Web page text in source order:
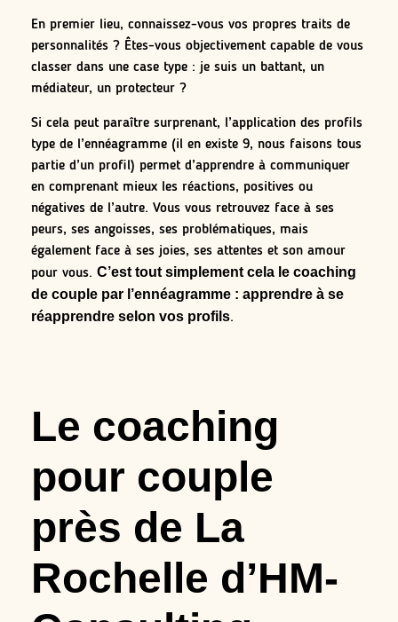
En premier lieu, connaissez-vous vos propres traits de
personnalités ? Êtes-vous objectivement capable de vous
classer dans une case type : je suis un battant, un
médiateur, un protecteur ?
Si cela peut paraître surprenant, l’application des profils
type de l’ennéagramme (il en existe 9, nous faisons tous
partie d’un profil) permet d’apprendre à communiquer
en comprenant mieux les réactions, positives ou
négatives de l’autre. Vous vous retrouvez face à ses
peurs, ses angoisses, ses problématiques, mais
également face à ses joies, ses attentes et son amour
pour vous. C’est tout simplement cela le coaching
de couple par l’ennéagramme : apprendre à se
réapprendre selon vos profils.
Le coaching
pour couple
près de La
Rochelle d’HM-